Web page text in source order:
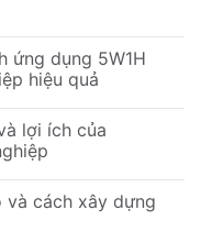
ứng dụng 5W1H
hiệu quả
lợi ích của
và cách xây dựng